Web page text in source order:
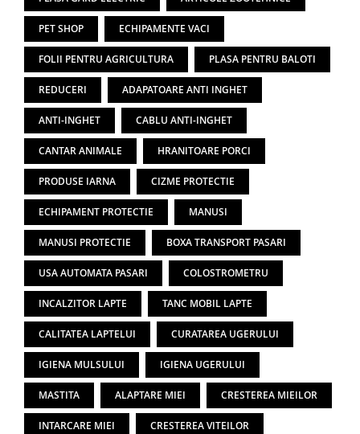
PET SHOP ECHIPAMENTE VACI
FOLII PENTRU AGRICULTURA PLASA PENTRU BALOTI
REDUCERI ADAPATOARE ANTI INGHET
ANTI-INGHET CABLU ANTI-INGHET
CANTAR ANIMALE HRANITOARE PORCI
PRODUSE IARNA CIZME PROTECTIE
ECHIPAMENT PROTECTIE MANUSI
MANUSI PROTECTIE BOXA TRANSPORT PASARI
USA AUTOMATA PASARI COLOSTROMETRU
INCALZITOR LAPTE TANC MOBIL LAPTE
CALITATEA LAPTELUI CURATAREA UGERULUI
IGIENA MULSULUI IGIENA UGERULUI
MASTITA ALAPTARE MIEI CRESTEREA MIEILOR
INTARCARE MIEI CRESTEREA VITEILOR